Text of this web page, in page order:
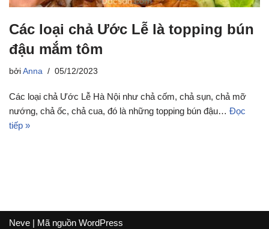
Các loại chả Ước Lễ là topping bún
đậu mắm tôm
bởi Anna 05/12/2023
Các loại chả Ước Lễ Hà Nội như chả cốm, chả sụn, chả mỡ
nướng, chả ốc, chả cua, đó là những topping bún đậu… Đọc
tiếp »
Neve | Mã nguồn WordPress